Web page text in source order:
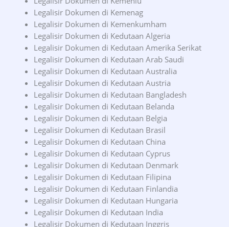
Legalisir Dokumen di Kemenag
Legalisir Dokumen di Kemenkumham
Legalisir Dokumen di Kedutaan Algeria
Legalisir Dokumen di Kedutaan Amerika Serikat
Legalisir Dokumen di Kedutaan Arab Saudi
Legalisir Dokumen di Kedutaan Australia
Legalisir Dokumen di Kedutaan Austria
Legalisir Dokumen di Kedutaan Bangladesh
Legalisir Dokumen di Kedutaan Belanda
Legalisir Dokumen di Kedutaan Belgia
Legalisir Dokumen di Kedutaan Brasil
Legalisir Dokumen di Kedutaan China
Legalisir Dokumen di Kedutaan Cyprus
Legalisir Dokumen di Kedutaan Denmark
Legalisir Dokumen di Kedutaan Filipina
Legalisir Dokumen di Kedutaan Finlandia
Legalisir Dokumen di Kedutaan Hungaria
Legalisir Dokumen di Kedutaan India
Legalisir Dokumen di Kedutaan Inggris